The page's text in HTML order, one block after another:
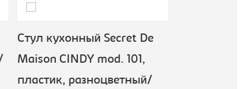
Стул кухонный Secret De
Maison CINDY mod. 101,
пластик, разноцветный/